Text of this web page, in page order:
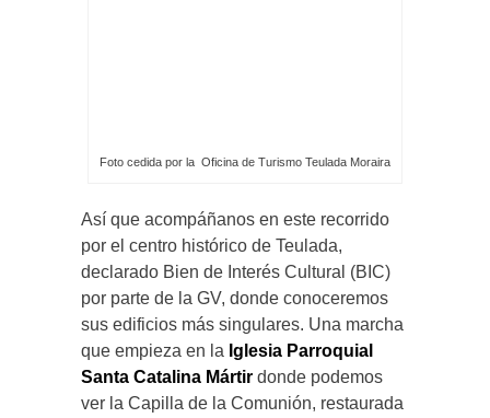
Foto cedida por la Oficina de Turismo Teulada Moraira
Así que acompáñanos en este recorrido
por el centro histórico de Teulada,
declarado Bien de Interés Cultural (BIC)
por parte de la GV, donde conoceremos
sus edificios más singulares. Una marcha
que empieza en la Iglesia Parroquial
Santa Catalina Mártir donde podemos
ver la Capilla de la Comunión, restaurada